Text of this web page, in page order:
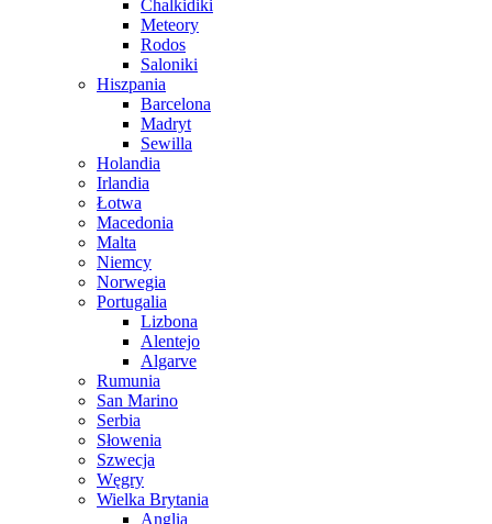
Chalkidiki
Meteory
Rodos
Saloniki
Hiszpania
Barcelona
Madryt
Sewilla
Holandia
Irlandia
Łotwa
Macedonia
Malta
Niemcy
Norwegia
Portugalia
Lizbona
Alentejo
Algarve
Rumunia
San Marino
Serbia
Słowenia
Szwecja
Węgry
Wielka Brytania
Anglia